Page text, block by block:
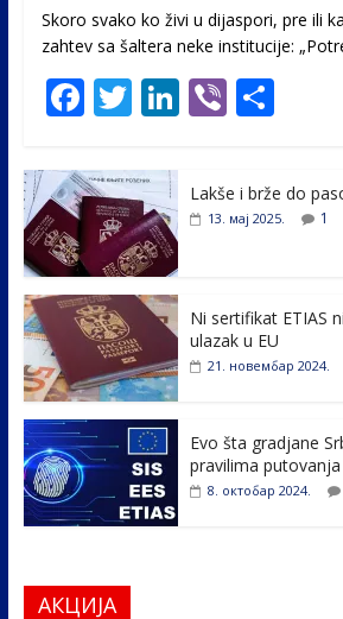
Skoro svako ko živi u dijaspori, pre ili
zahtev sa šaltera neke institucije:
F
e
b
o
o
k
T
itt
er
Li
e
Vi
er
S
ar
e
Lakše i brže do
13. мај 2025. 1
Ni sertifikat ETIAS
ulazak u EU
21. новембар 2024.
Evo šta gradjane
pravilima putovanja
8. октобар 2024.
АКЦИЈА